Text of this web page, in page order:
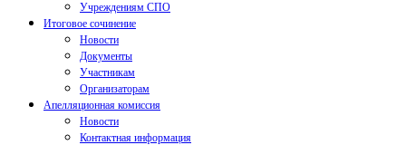
Учреждениям СПО
Итоговое сочинение
Новости
Документы
Участникам
Организаторам
Апелляционная комиссия
Новости
Контактная информация